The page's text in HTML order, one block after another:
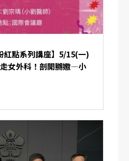
紅點系列講座】5/15(一)
走女外科！剖開嬲嫐—小